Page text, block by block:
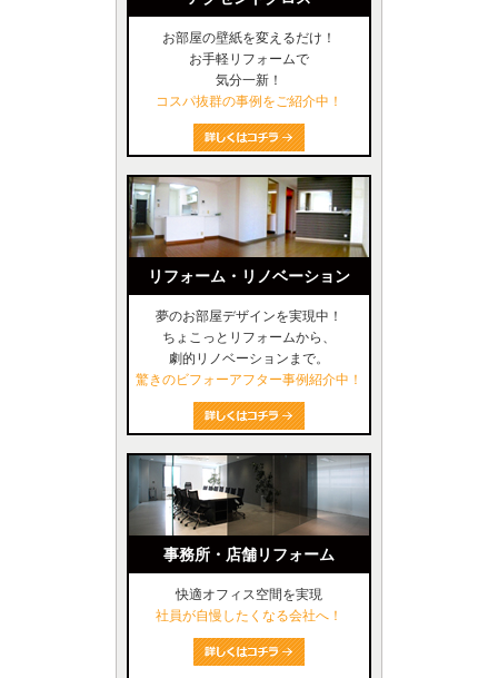
お部屋の壁紙を変えるだけ！
お手軽リフォームで
気分一新！
コスパ抜群の事例をご紹介中！
リフォーム・リノベーション
夢のお部屋デザインを実現中！
ちょこっとリフォームから、
劇的リノベーションまで。
驚きのビフォーアフター事例紹介中！
事務所・店舗リフォーム
快適オフィス空間を実現
社員が自慢したくなる会社へ！